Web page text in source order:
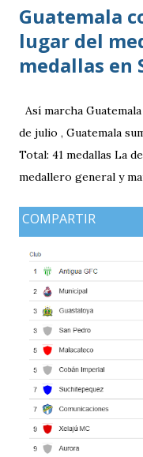
Guatemala
lugar del
medallas en
Así marcha
de julio , Guatemala
Total: 41 medallas La
medallero general y
plata, aunque ambos
COMPARTIR